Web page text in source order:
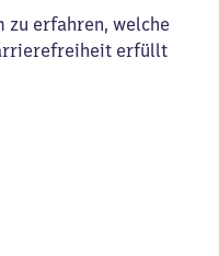
zu erfahren, welche
erfüllt